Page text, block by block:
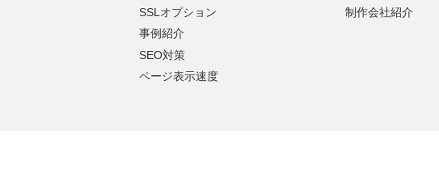
SSLオプション
事例紹介
SEO対策
ページ表示速度
制作会社紹介